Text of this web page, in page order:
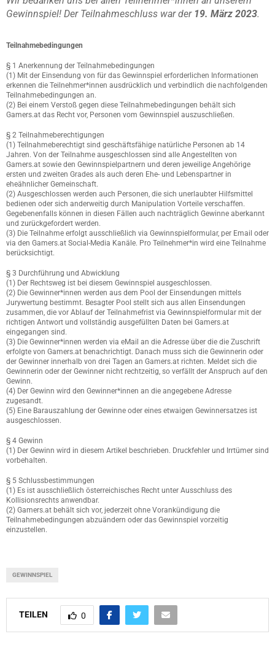
Gewinnspiel! Der Teilnahmeschluss war der 19. März 2023.
Teilnahmebedingungen
§ 1 Anerkennung der Teilnahmebedingungen
(1) Mit der Einsendung von für das Gewinnspiel erforderlichen Informationen
erkennen die Teilnehmer*innen ausdrücklich und verbindlich die nachfolgenden
Teilnahmebedingungen an.
(2) Bei einem Verstoß gegen diese Teilnahmebedingungen behält sich
Gamers.at das Recht vor, Personen vom Gewinnspiel auszuschließen.
§ 2 Teilnahmeberechtigungen
(1) Teilnahmeberechtigt sind geschäftsfähige natürliche Personen ab 14
Jahren. Von der Teilnahme ausgeschlossen sind alle Angestellten von
Gamers.at sowie den Gewinnspielpartnern und deren jeweilige Angehörige
ersten und zweiten Grades als auch deren Ehe- und Lebenspartner in
eheähnlicher Gemeinschaft.
(2) Ausgeschlossen werden auch Personen, die sich unerlaubter Hilfsmittel
bedienen oder sich anderweitig durch Manipulation Vorteile verschaffen.
Gegebenenfalls können in diesen Fällen auch nachträglich Gewinne aberkannt
und zurückgefordert werden.
(3) Die Teilnahme erfolgt ausschließlich via Gewinnspielformular, per Email oder
via den Gamers.at Social-Media Kanäle. Pro Teilnehmer*in wird eine Teilnahme
berücksichtigt.
§ 3 Durchführung und Abwicklung
(1) Der Rechtsweg ist bei diesem Gewinnspiel ausgeschlossen.
(2) Die Gewinner*innen werden aus dem Pool der Einsendungen mittels
Jurywertung bestimmt. Besagter Pool stellt sich aus allen Einsendungen
zusammen, die vor Ablauf der Teilnahmefrist via Gewinnspielformular mit der
richtigen Antwort und vollständig ausgefüllten Daten bei Gamers.at
eingegangen sind.
(3) Die Gewinner*innen werden via eMail an die Adresse über die die Zuschrift
erfolgte von Gamers.at benachrichtigt. Danach muss sich die Gewinnerin oder
der Gewinner innerhalb von drei Tagen an Gamers.at richten. Meldet sich die
Gewinnerin oder der Gewinner nicht rechtzeitig, so verfällt der Anspruch auf den
Gewinn.
(4) Der Gewinn wird den Gewinner*innen an die angegebene Adresse
zugesandt.
(5) Eine Barauszahlung der Gewinne oder eines etwaigen Gewinnersatzes ist
ausgeschlossen.
§ 4 Gewinn
(1) Der Gewinn wird in diesem Artikel beschrieben. Druckfehler und Irrtümer sind
vorbehalten.
§ 5 Schlussbestimmungen
(1) Es ist ausschließlich österreichisches Recht unter Ausschluss des
Kollisionsrechts anwendbar.
(2) Gamers.at behält sich vor, jederzeit ohne Vorankündigung die
Teilnahmebedingungen abzuändern oder das Gewinnspiel vorzeitig
einzustellen.
GEWINNSPIEL
TEILEN 0